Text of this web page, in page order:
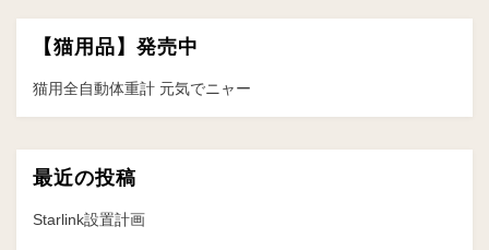
ー
シ
ョ
ン
【猫用品】発売中
猫用全自動体重計 元気でニャー
最近の投稿
Starlink設置計画